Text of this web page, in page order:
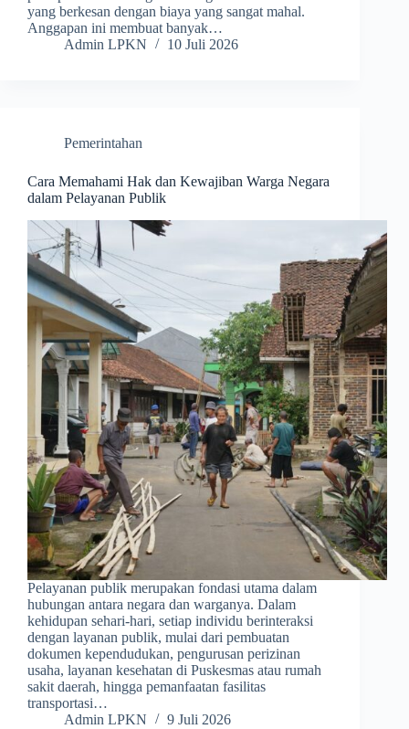
yang berkesan dengan biaya yang sangat mahal.
Anggapan ini membuat banyak…
Admin LPKN
10 Juli 2026
Pemerintahan
Cara Memahami Hak dan Kewajiban Warga Negara
dalam Pelayanan Publik
Pelayanan publik merupakan fondasi utama dalam
hubungan antara negara dan warganya. Dalam
kehidupan sehari-hari, setiap individu berinteraksi
dengan layanan publik, mulai dari pembuatan
dokumen kependudukan, pengurusan perizinan
usaha, layanan kesehatan di Puskesmas atau rumah
sakit daerah, hingga pemanfaatan fasilitas
transportasi…
Admin LPKN
9 Juli 2026